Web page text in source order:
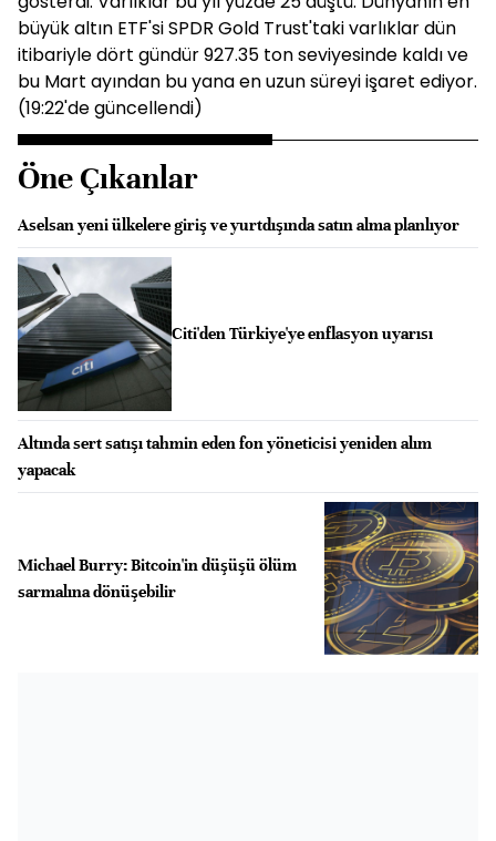
büyük altın ETF'si SPDR Gold Trust'taki varlıklar dün
itibariyle dört gündür 927.35 ton seviyesinde kaldı ve
bu Mart ayından bu yana en uzun süreyi işaret ediyor.
(19:22'de güncellendi)
Öne Çıkanlar
Aselsan yeni ülkelere giriş ve yurtdışında satın alma planlıyor
Citi'den Türkiye'ye enflasyon uyarısı
Altında sert satışı tahmin eden fon yöneticisi yeniden alım
yapacak
Michael Burry: Bitcoin'in düşüşü ölüm
sarmalına dönüşebilir